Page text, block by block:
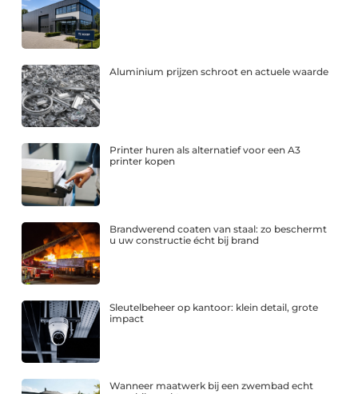
Aluminium prijzen schroot en actuele waarde
Printer huren als alternatief voor een A3
printer kopen
Brandwerend coaten van staal: zo beschermt
u uw constructie écht bij brand
Sleutelbeheer op kantoor: klein detail, grote
impact
Wanneer maatwerk bij een zwembad echt